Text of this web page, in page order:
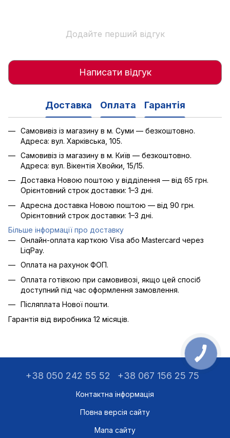
Додайте перший відгук
Написати відгук
Доставка Оплата Гарантія
Самовивіз із магазину в м. Суми — безкоштовно.
Адреса: вул. Харківська, 105.
Самовивіз із магазину в м. Київ — безкоштовно.
Адреса: вул. Вікентія Хвойки, 15/15.
Доставка Новою поштою у відділення — від 65 грн.
Орієнтовний строк доставки: 1–3 дні.
Адресна доставка Новою поштою — від 90 грн.
Орієнтовний строк доставки: 1–3 дні.
Більше інформації про доставку
Онлайн-оплата карткою Visa або Mastercard через
LiqPay.
Оплата на рахунок ФОП.
Оплата готівкою при самовивозі, якщо цей спосіб
доступний під час оформлення замовлення.
Післяплата Нової пошти.
Гарантія від виробника 12 місяців.
+38 050 242 55 52 +38 067 156 25 75
Контактна інформація
Повна версія сайту
Мапа сайту